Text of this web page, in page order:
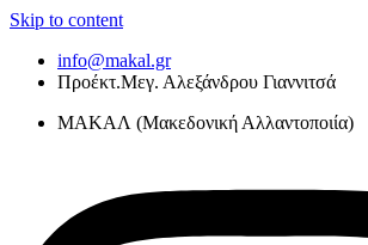
Skip to content
info@makal.gr
Προέκτ.Μεγ. Αλεξάνδρου Γιαννιτσά
ΜΑΚΑΛ (Μακεδονική Αλλαντοποιία)